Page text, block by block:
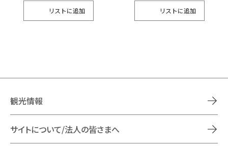
リスト リスト
観光情報
サイトについて/法人の皆さまへ